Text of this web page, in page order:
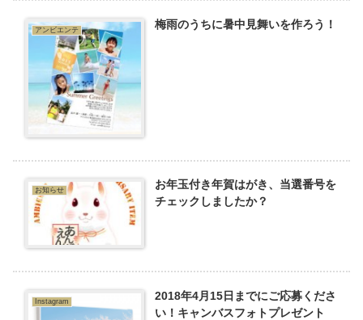
アンビエンテ 梅雨のうちに暑中見舞いを作ろう！
お知らせ
お年玉付き年賀はがき、当選番号を
チェックしましたか？
Instagram
2018年4月15日までにご応募くださ
い！キャンバスフォトプレゼント